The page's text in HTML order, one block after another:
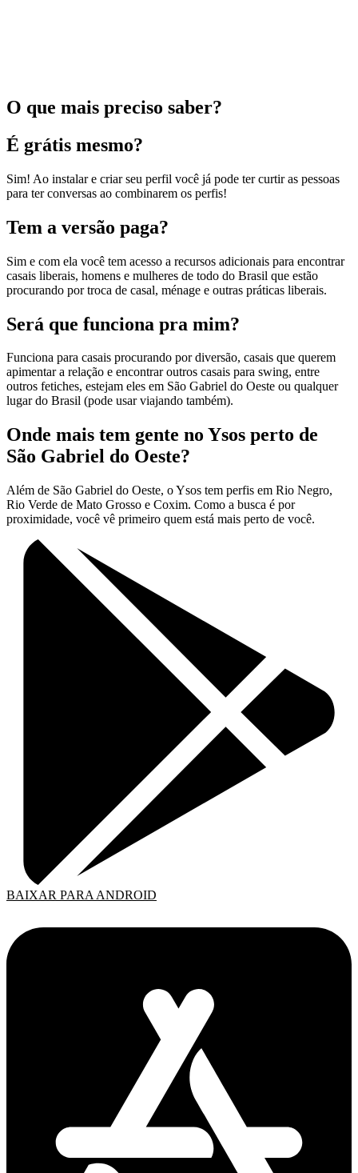
O que mais preciso saber?
É grátis mesmo?
Sim! Ao instalar e criar seu perfil você já pode ter curtir as pessoas
para ter conversas ao combinarem os perfis!
Tem a versão paga?
Sim e com ela você tem acesso a recursos adicionais para encontrar
casais liberais, homens e mulheres de todo do Brasil que estão
procurando por troca de casal, ménage e outras práticas liberais.
Será que funciona pra mim?
Funciona para casais procurando por diversão, casais que querem
apimentar a relação e encontrar outros casais para swing, entre
outros fetiches, estejam eles em São Gabriel do Oeste ou qualquer
lugar do Brasil (pode usar viajando também).
Onde mais tem gente no Ysos perto de
São Gabriel do Oeste?
Além de São Gabriel do Oeste, o Ysos tem perfis em Rio Negro,
Rio Verde de Mato Grosso e Coxim. Como a busca é por
proximidade, você vê primeiro quem está mais perto de você.
BAIXAR PARA ANDROID